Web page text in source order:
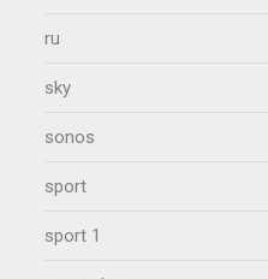
ru
sky
sonos
sport
sport 1